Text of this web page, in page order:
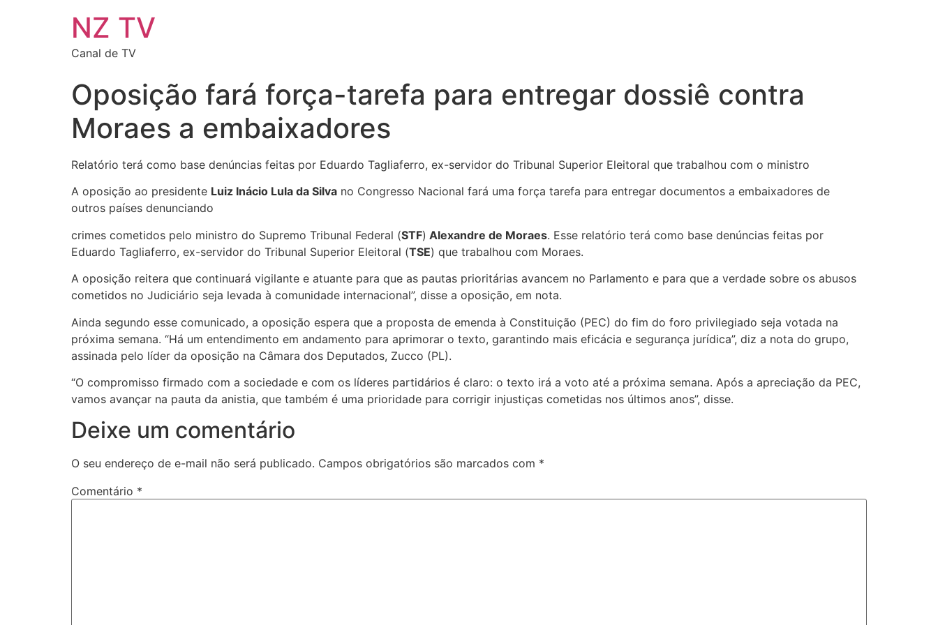
NZ TV
Canal de TV
Oposição fará força-tarefa para entregar dossiê contra
Moraes a embaixadores
Relatório terá como base denúncias feitas por Eduardo Tagliaferro, ex-servidor do Tribunal Superior Eleitoral que trabalhou com o ministro
A oposição ao presidente Luiz Inácio Lula da Silva no Congresso Nacional fará uma força tarefa para entregar documentos a embaixadores de
outros países denunciando
crimes cometidos pelo ministro do Supremo Tribunal Federal (STF) Alexandre de Moraes. Esse relatório terá como base denúncias feitas por
Eduardo Tagliaferro, ex-servidor do Tribunal Superior Eleitoral (TSE) que trabalhou com Moraes.
A oposição reitera que continuará vigilante e atuante para que as pautas prioritárias avancem no Parlamento e para que a verdade sobre os abusos
cometidos no Judiciário seja levada à comunidade internacional”, disse a oposição, em nota.
Ainda segundo esse comunicado, a oposição espera que a proposta de emenda à Constituição (PEC) do fim do foro privilegiado seja votada na
próxima semana. “Há um entendimento em andamento para aprimorar o texto, garantindo mais eficácia e segurança jurídica”, diz a nota do grupo,
assinada pelo líder da oposição na Câmara dos Deputados, Zucco (PL).
“O compromisso firmado com a sociedade e com os líderes partidários é claro: o texto irá a voto até a próxima semana. Após a apreciação da PEC,
vamos avançar na pauta da anistia, que também é uma prioridade para corrigir injustiças cometidas nos últimos anos”, disse.
Deixe um comentário
O seu endereço de e-mail não será publicado. Campos obrigatórios são marcados com *
Comentário *